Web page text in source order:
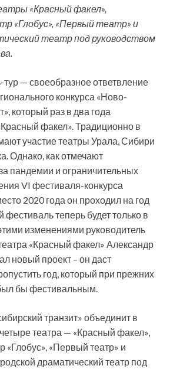
«Красный факел»,
«Глобус», «Первый театр» и
театр под руководством
— своеобразное ответвление
конкурса «Ново-
который раз в два года
факел». Традиционно в
участие театры Урала, Сибири
Однако, как отмечают
пандемии и ограничительных
VI фестиваля-конкурса
2020 года он проходил на год
теперь будет только в
изменениями руководитель
«Красный факел» Александр
новый проект – он даст
год, который при прежних
бы фестивальным.
транзит» объединит в
театра — «Красный факел»,
«Первый театр» и
драматический театр под